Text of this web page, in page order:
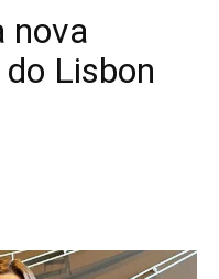
nova
Lisbon